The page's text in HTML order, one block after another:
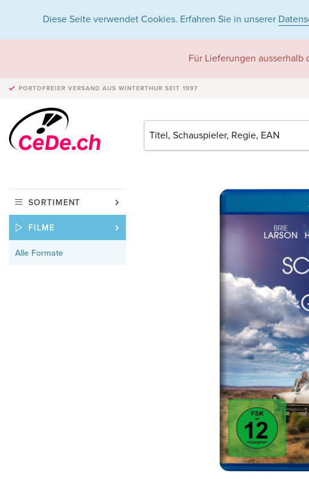
Diese Seite verwendet Cookies. Erfahren Sie in unserer
Für Lieferungen
PORTOFREIER VERSAND AUS WINTERTHUR SEIT 1997
SORTIMENT
FILME
Alle Formate